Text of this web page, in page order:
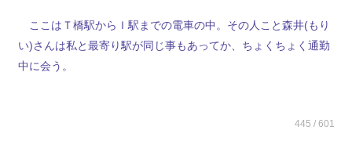
ここはＴ橋駅からＩ駅までの電車の中。その人こと森井(もり
い)さんは私と最寄り駅が同じ事もあってか、ちょくちょく通勤
中に会う。
445 / 601